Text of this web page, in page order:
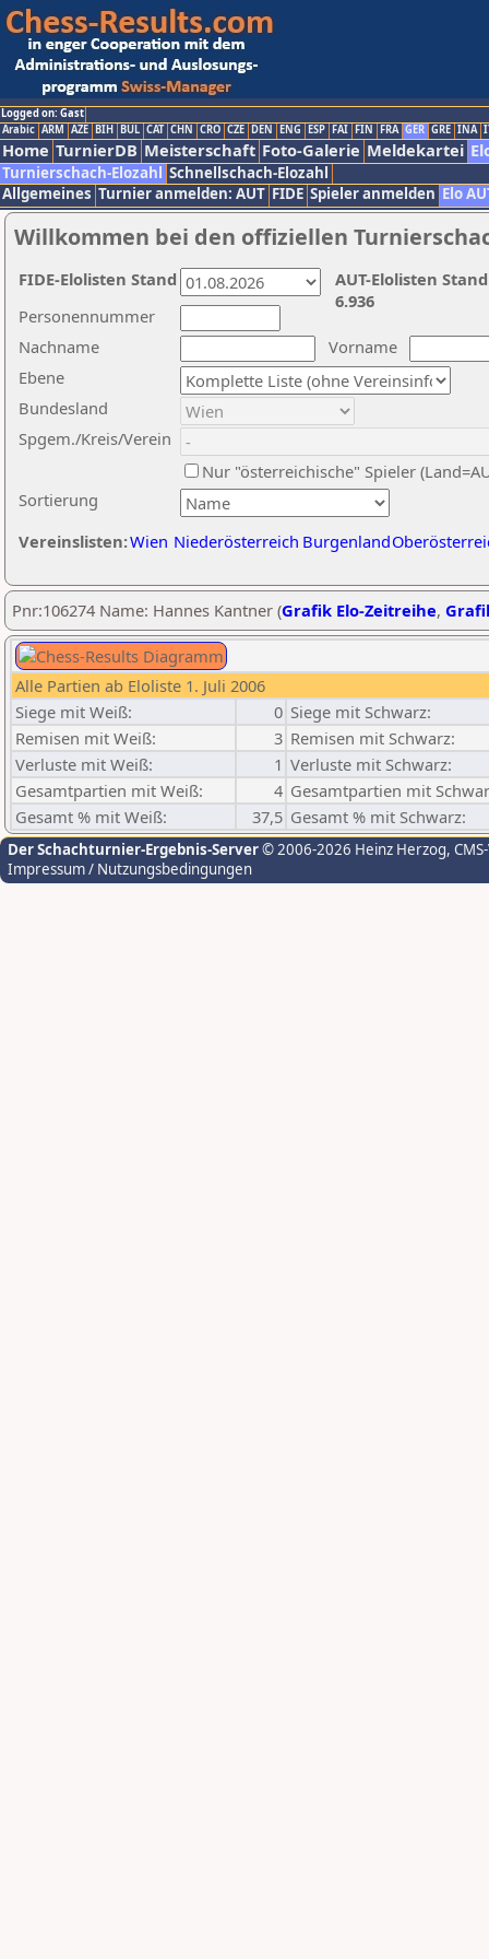
Logged on: Gast
Arabic ARM AZE BIH BUL CAT CHN CRO CZE DEN ENG ESP FAI FIN FRA GER GRE INA
Home TurnierDB Meisterschaft Foto-Galerie Meldekartei
Turnierschach-Elozahl Schnellschach-Elozahl
Allgemeines Turnier anmelden: AUT FIDE Spieler anmelden Elo
Willkommen bei den offiziellen
Nachname
Vorname
Ebene
Sortierung
Personennummer
Bundesland
Spgem./Kreis/Verein
Nur "österreichische" Spieler
Vereinslisten:Wien Niederösterreich Burgenland
AUT-Elolisten
6.936
FIDE-Elolisten Stand
Pnr:106274 Name: Hannes Kantner (Grafik Elo-Zeitreihe,
Alle Partien ab Eloliste 1. Juli 2006
Siege mit Weiß:
0 Siege mit Schwarz:
Remisen mit Weiß:
3 Remisen mit Schwarz:
Verluste mit Weiß:
1 Verluste mit Schwarz:
Gesamtpartien mit Weiß:
4 Gesamtpartien mit
Gesamt % mit Weiß:
37,5 Gesamt % mit Schwarz:
Der Schachturnier-Ergebnis-Server© 2006-2026 Heinz Herzog,
Impressum / Nutzungsbedingungen